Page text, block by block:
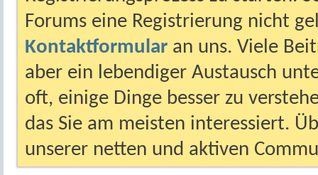
Forums eine Registrierung nicht
Kontaktformular an uns. Viele
aber ein lebendiger Austausch
oft, einige Dinge besser zu
das Sie am meisten interessiert.
unserer netten und aktiven